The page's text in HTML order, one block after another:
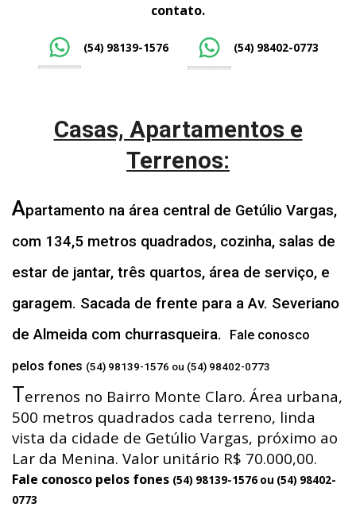
contato.
(54) 98139-1576 (54) 98402-0773
Casas, Apartamentos e
Terrenos:
Apartamento na área central de Getúlio Vargas,
com 134,5 metros quadrados, cozinha, salas de
estar de jantar, três quartos, área de serviço, e
garagem. Sacada de frente para a Av. Severiano
de Almeida com churrasqueira.
Fale conosco
pelos fones (54) 98139-1576 ou (54) 98402-0773
Terrenos no Bairro Monte Claro. Área urbana,
500 metros quadrados cada terreno, linda
vista da cidade de Getúlio Vargas, próximo ao
Lar da Menina. Valor unitário R$ 70.000,00.
Fale conosco pelos fones (54) 98139-1576 ou (54) 98402-
0773